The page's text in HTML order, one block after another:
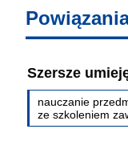
Szersze
nauczanie
ze szkoleniem